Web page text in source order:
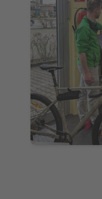
Foto: Zweirad-